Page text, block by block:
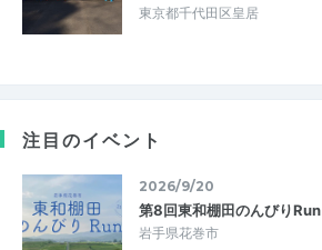
東京都千代田区皇居
注目のイベント
2026/9/20
第8回東和棚田のんびりRun
岩手県花巻市